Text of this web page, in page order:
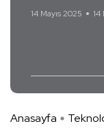
14 Mayıs 2025 14
Anasayfa